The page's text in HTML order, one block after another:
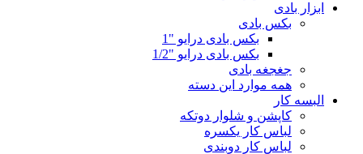
ابزار بادی
بکس بادی
بکس بادی درایو "1
بکس بادی درایو "1/2
جغجغه بادی
همه موارد این دسته
البسه کار
کاپشن و شلوار دوتکه
لباس کار یکسره
لباس کار دوبندی